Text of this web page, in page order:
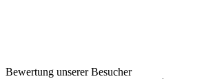
Bewertung unserer Besucher